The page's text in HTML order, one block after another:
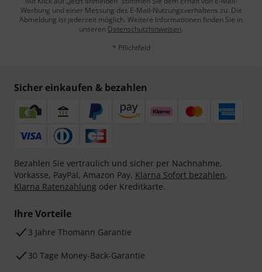
Werbung und einer Messung des E-Mail-Nutzungsverhaltens zu. Die
Abmeldung ist jederzeit möglich. Weitere Informationen finden Sie in
unseren Datenschutzhinweisen.
* Pflichtfeld
Sicher einkaufen & bezahlen
Bezahlen Sie vertraulich und sicher per Nachnahme,
Vorkasse, PayPal, Amazon Pay, Klarna Sofort bezahlen,
Klarna Ratenzahlung oder Kreditkarte.
Ihre Vorteile
3 Jahre Thomann Garantie
30 Tage Money-Back-Garantie